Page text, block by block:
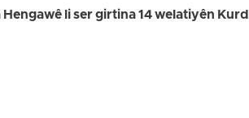
Hengawê li ser girtina 14 welatiyên